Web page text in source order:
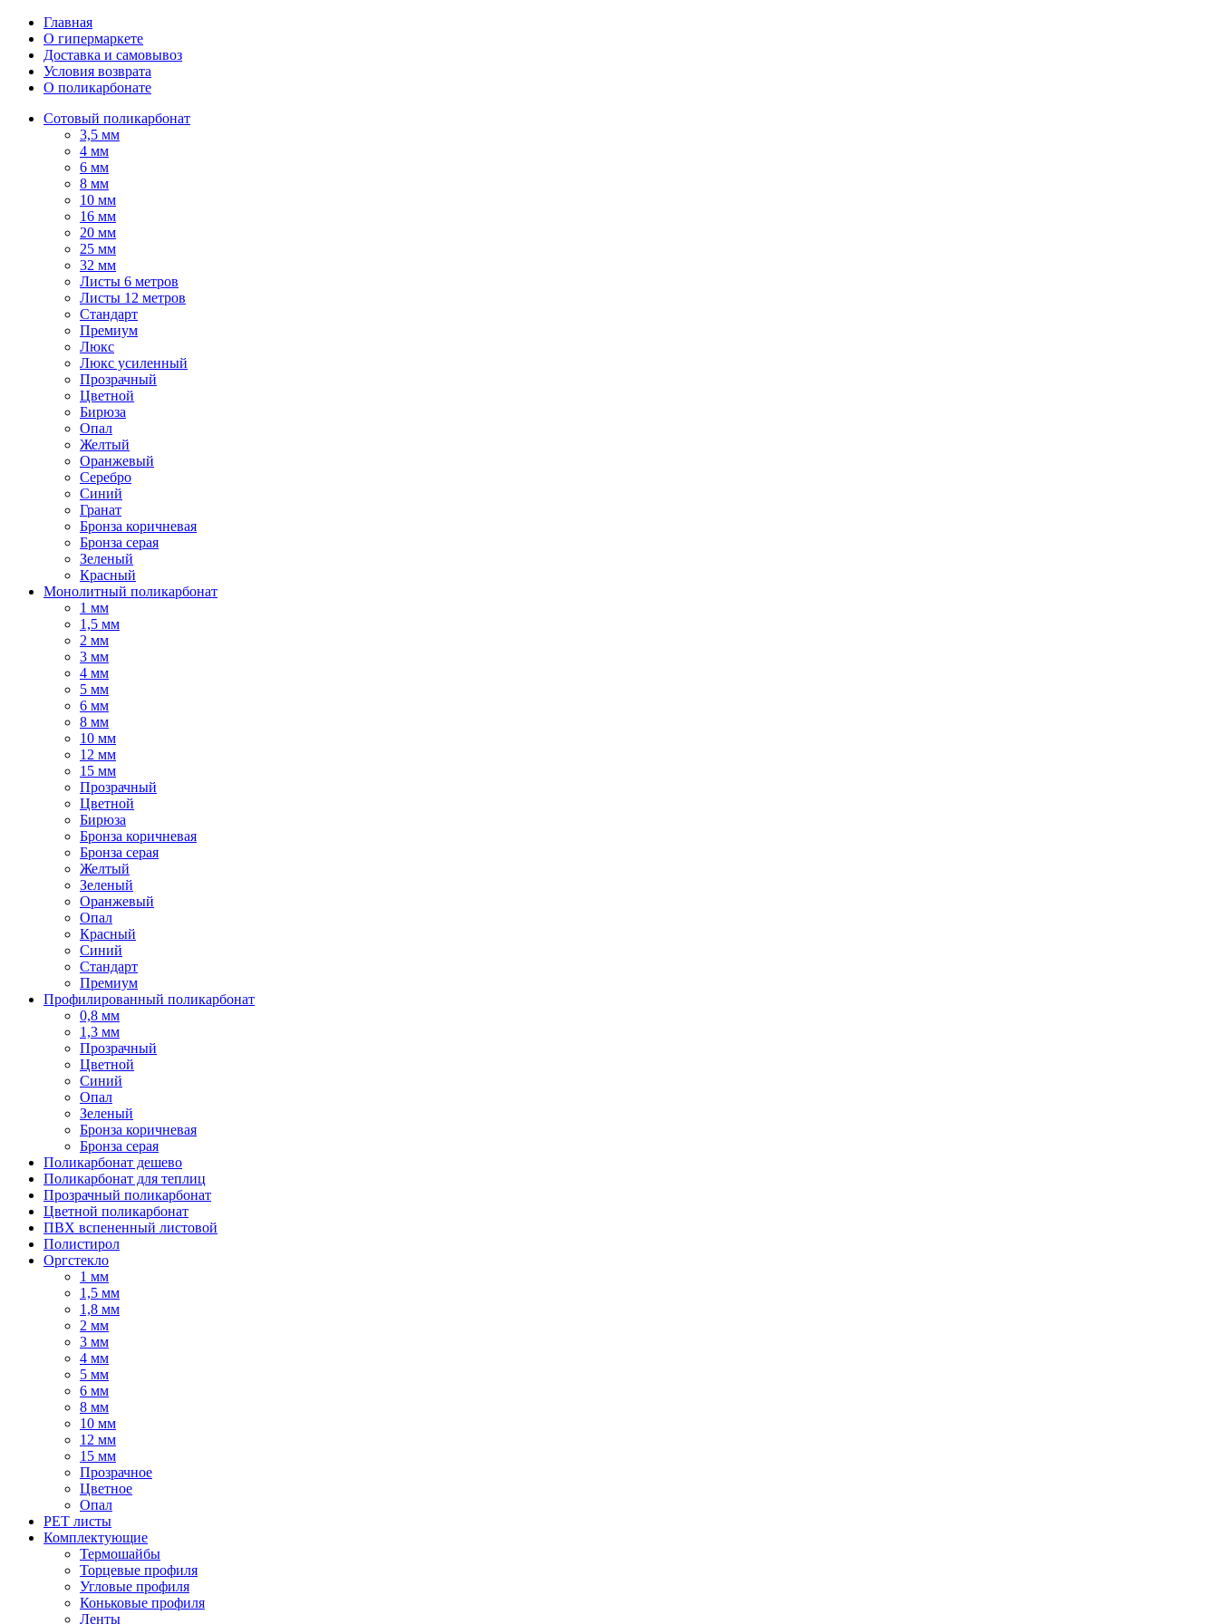
Главная
О гипермаркете
Доставка и самовывоз
Условия возврата
О поликарбонате
Сотовый поликарбонат
3,5 мм
4 мм
6 мм
8 мм
10 мм
16 мм
20 мм
25 мм
32 мм
Листы 6 метров
Листы 12 метров
Стандарт
Премиум
Люкс
Люкс усиленный
Прозрачный
Цветной
Бирюза
Опал
Желтый
Оранжевый
Серебро
Синий
Гранат
Бронза коричневая
Бронза серая
Зеленый
Красный
Монолитный поликарбонат
1 мм
1,5 мм
2 мм
3 мм
4 мм
5 мм
6 мм
8 мм
10 мм
12 мм
15 мм
Прозрачный
Цветной
Бирюза
Бронза коричневая
Бронза серая
Желтый
Зеленый
Оранжевый
Опал
Красный
Синий
Стандарт
Премиум
Профилированный поликарбонат
0,8 мм
1,3 мм
Прозрачный
Цветной
Синий
Опал
Зеленый
Бронза коричневая
Бронза серая
Поликарбонат дешево
Поликарбонат для теплиц
Прозрачный поликарбонат
Цветной поликарбонат
ПВХ вспененный листовой
Полистирол
Оргстекло
1 мм
1,5 мм
1,8 мм
2 мм
3 мм
4 мм
5 мм
6 мм
8 мм
10 мм
12 мм
15 мм
Прозрачное
Цветное
Опал
PET листы
Комплектующие
Термошайбы
Торцевые профиля
Угловые профиля
Коньковые профиля
Ленты